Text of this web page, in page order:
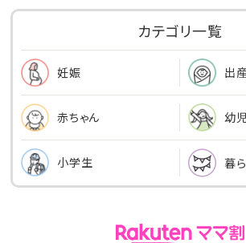
カテゴリ一覧
妊娠 出
赤ちゃん 幼
小学生 暮